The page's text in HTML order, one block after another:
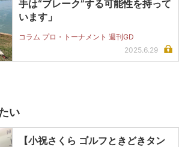
手は“ブレーク”する可能性を持って
います」
コラム プロ・トーナメント 週刊GD
2025.6.29
い
【小祝さくら ゴルフときどきタン